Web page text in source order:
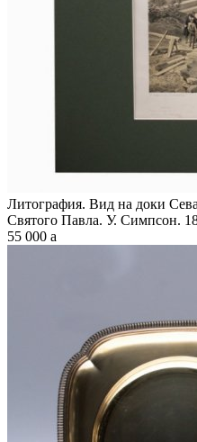
Литография. Вид на доки
Святого Павла. У. Симпсон.
55 000 a